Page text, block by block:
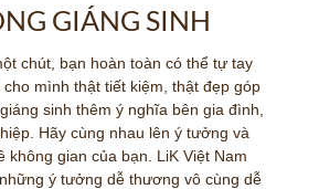
GIÁNG SINH
chút, bạn hoàn toàn có thể tự tay
mình thật tiết kiệm, thật đẹp góp
sinh thêm ý nghĩa bên gia đình,
Hãy cùng nhau lên ý tưởng và
không gian của bạn. LiK Việt Nam
ý tưởng dễ thương vô cùng dễ